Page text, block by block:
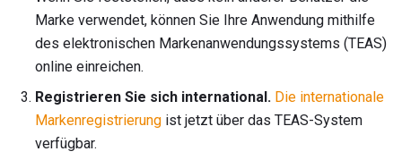
Marke verwendet, können Sie Ihre Anwendung mithilfe
des elektronischen Markenanwendungssystems (TEAS)
online einreichen.
Registrieren Sie sich international. Die internationale
Markenregistrierung ist jetzt über das TEAS-System
verfügbar.